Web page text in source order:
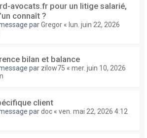
avocats.fr pour un litige salarié,
connaît ?
parGregor « lun. juin 22, 2026
bilan et balance
par zilow75 « mer. juin 10, 2026
client
pardoc « ven. mai 22, 2026 4:12